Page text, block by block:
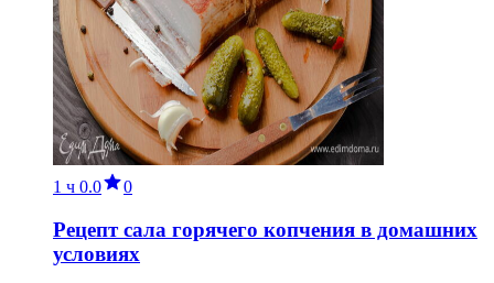
1 ч 0.0 0
Рецепт сала горячего копчения в домашних
условиях